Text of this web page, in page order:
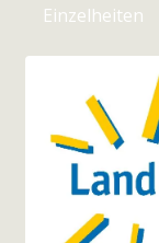
Einzelheiten